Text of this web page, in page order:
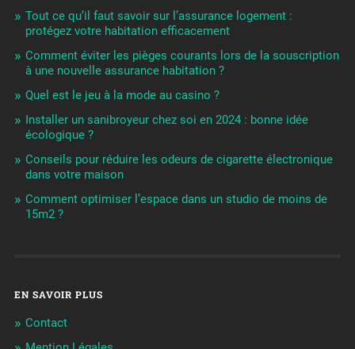
Tout ce qu’il faut savoir sur l’assurance logement :
protégez votre habitation efficacement
Comment éviter les pièges courants lors de la souscription
à une nouvelle assurance habitation ?
Quel est le jeu à la mode au casino ?
Installer un sanibroyeur chez soi en 2024 : bonne idée
écologique ?
Conseils pour réduire les odeurs de cigarette électronique
dans votre maison
Comment optimiser l’espace dans un studio de moins de
15m2 ?
EN SAVOIR PLUS
Contact